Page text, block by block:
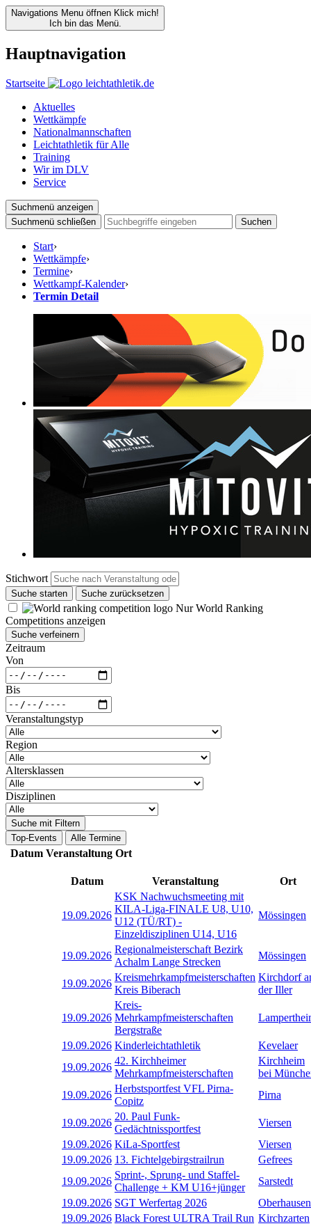
Navigations Menu öffnen Klick mich!
Ich bin das Menü.
Hauptnavigation
Startseite
Aktuelles
Wettkämpfe
Nationalmannschaften
Leichtathletik für Alle
Training
Wir im DLV
Service
Suchmenü anzeigen
Suchmenü schließen
Suchen
Start›
Wettkämpfe›
Termine›
Wettkampf-Kalender›
Termin Detail
Stichwort
Suche starten Suche zurücksetzen
Nur World Ranking
Competitions anzeigen
Suche verfeinern
Zeitraum
Von
Bis
Veranstaltungstyp
Region
Altersklassen
Disziplinen
Suche mit Filtern
Top-Events
Alle Termine
Datum Veranstaltung Ort
Datum Veranstaltung Ort
19.09.2026
KSK Nachwuchsmeeting mit
KILA-Liga-FINALE U8, U10,
U12 (TÜ/RT) -
Einzeldisziplinen U14, U16
Mössingen
19.09.2026
Regionalmeisterschaft Bezirk
Achalm Lange Strecken
Mössingen
19.09.2026
Kreismehrkampfmeisterschaften
Kreis Biberach
Kirchdorf
der Iller
19.09.2026
Kreis-
Mehrkampfmeisterschaften
Bergstraße
19.09.2026 Kinderleichtathletik
Kevelaer
19.09.2026
42. Kirchheimer
Mehrkampfmeisterschaften
Kirchheim
bei
19.09.2026
Herbstsportfest VFL Pirna-
Copitz
Pirna
19.09.2026
20. Paul Funk-
Gedächtnissportfest
Viersen
19.09.2026 KiLa-Sportfest
Viersen
19.09.2026 13. Fichtelgebirgstrailrun
Gefrees
19.09.2026
Sprint-, Sprung- und Staffel-
Challenge + KM U16+jünger
Sarstedt
19.09.2026 SGT Werfertag 2026
Oberhausen
19.09.2026 Black Forest ULTRA Trail Run Kirchzarten